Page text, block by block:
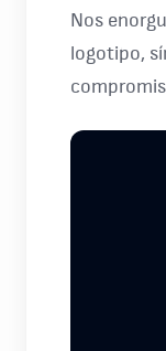
Nos
logotipo,